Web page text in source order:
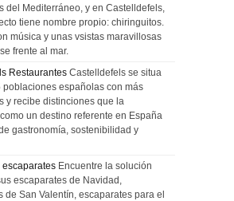
del Mediterráneo, y en Castelldefels,
tiene nombre propio: chiringuitos.
música y unas vsistas maravillosas
frente al mar.
Restaurantes Castelldefels se situa
poblaciones españolas con más
y recibe distinciones que la
un destino referente en España
gastronomía, sostenibilidad y
escaparates Encuentre la solución
escaparates de Navidad,
de San Valentín, escaparates para el